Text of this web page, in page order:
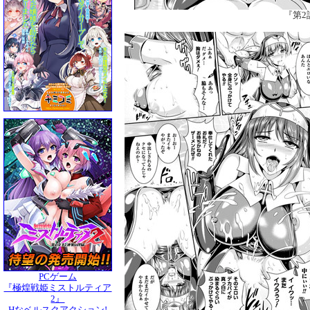
PCゲーム
『極煌戦姫ミストルティア
2』
『第